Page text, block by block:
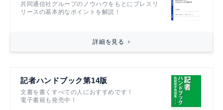
共同通信社グループのノウハウをもとにプレスリ
リースの基本的なポイントを解説！
詳細を見る
記者ハンドブック第14版
文書を書くすべての人におすすめです！
電子書籍も発売中！